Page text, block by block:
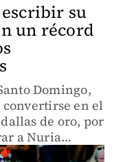
escribir su
un récord
Domingo,
en el
de oro, por
a Nuria